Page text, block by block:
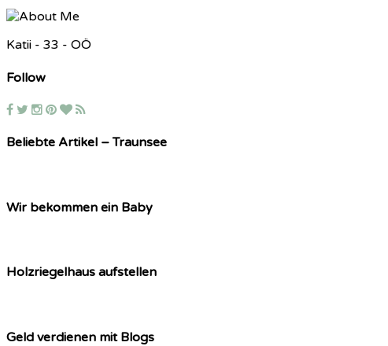
Katii - 33 - OÖ
Follow
Beliebte Artikel – Traunsee
Wir bekommen ein Baby
Holzriegelhaus aufstellen
Geld verdienen mit Blogs